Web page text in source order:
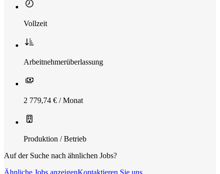
Vollzeit
Arbeitnehmerüberlassung
2 779,74 € / Monat
Produktion / Betrieb
Auf der Suche nach ähnlichen Jobs?